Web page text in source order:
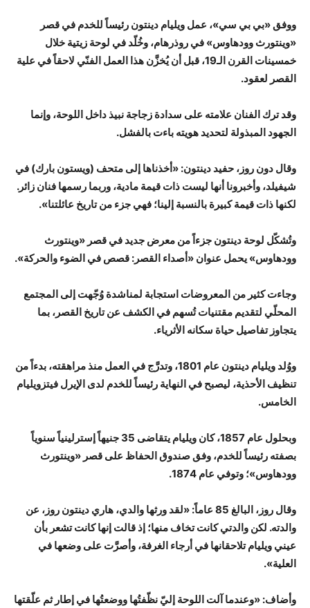
ووفق «بي بي سي»، عمل ويليام دينتون رئيساً للخدم في قصر
«وينتورث وودهاوس» في روذرهام، وخُلّد في لوحة زيتية خلال
خمسينات القرن الـ19، قبل أن يُخزَّن هذا العمل الفنّي لاحقاً في علية
القصر لعقود.
وقد ترك الفنان علامته على سدادة زجاجة نبيذ داخل اللوحة، وإنما
الجهود المبذولة لتحديد هويته باءت بالفشل.
وقال دون روز، حفيد دينتون: «أخذناها إلى متحف (ويستون بارك) في
شيفيلد، وأخبرونا أنها ليست ذات قيمة مادية، وربما رسمها فنان زائر.
لكنها ذات قيمة كبيرة بالنسبة إلينا؛ فهي جزء من تاريخ عائلتنا».
وتُشكّل لوحة دينتون جزءاً من معرض جديد في قصر «وينتورث
وودهاوس» يحمل عنوان «أصداء القصر: قصص في الضوء والحركة».
وجاءت كثير من المعروضات استجابة لمناشدة وُجّهت إلى المجتمع
المحلّي لتقديم مقتنيات تُسهم في الكشف عن تاريخ القصر، بما
يتجاوز تفاصيل حياة سكانه الأثرياء.
ووُلد ويليام دينتون عام 1801، وتدرَّج في العمل منذ مراهقته، بدءاً من
تنظيف الأحذية، ليصبح في النهاية رئيساً للخدم لدى الإيرل فيتزويليام
الخامس.
وبحلول عام 1857، كان ويليام يتقاضى 35 جنيهاً إسترلينياً سنوياً
بصفته رئيساً للخدم، وفق صندوق الحفاظ على قصر «وينتورث
وودهاوس»؛ وتوفي عام 1874.
وقال روز، البالغ 85 عاماً: «لقد ورثها والدي، هاري دينتون روز، عن
والدته. لكن والدتي كانت تخاف منها؛ إذ قالت إنها كانت تشعر بأن
عيني ويليام تلاحقانها في أرجاء الغرفة، وأصرَّت على وضعها في
العلية».
وأضاف: «وعندما آلت اللوحة إليّ نظّفتُها ووضعتُها في إطار ثم علّقتها